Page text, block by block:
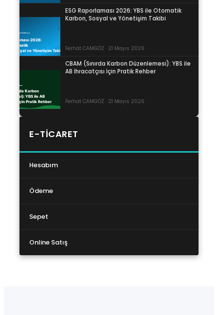
ESG Raporlaması 2026: YBS ile Otomatik
Karbon, Sosyal ve Yönetişim Takibi
Ferhat CAMGÖZ · 21 Mayıs 2026
CBAM (Sınırda Karbon Düzenlemesi): YBS ile
AB İhracatçısı İçin Pratik Rehber
Ferhat CAMGÖZ · 21 Mayıs 2026
E-TICARET
Hesabım
Ödeme
Sepet
Online Satış